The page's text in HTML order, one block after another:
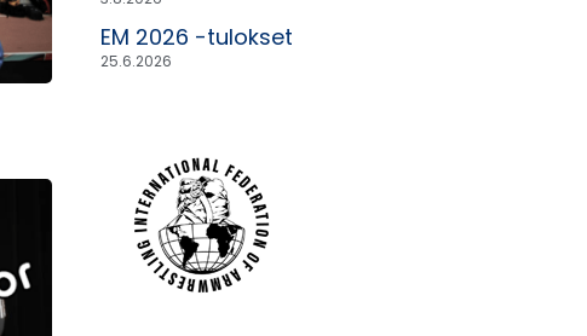
EM 2026 -tulokset
25.6.2026